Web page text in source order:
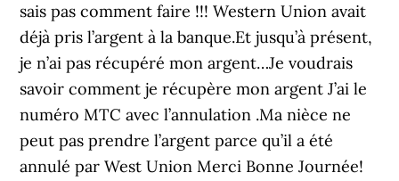
sais pas comment faire !!! Western Union avait
déjà pris l’argent à la banque.Et jusqu’à présent,
je n’ai pas récupéré mon argent…Je voudrais
savoir comment je récupère mon argent J’ai le
numéro MTC avec l’annulation .Ma nièce ne
peut pas prendre l’argent parce qu’il a été
annulé par West Union Merci Bonne Journée!